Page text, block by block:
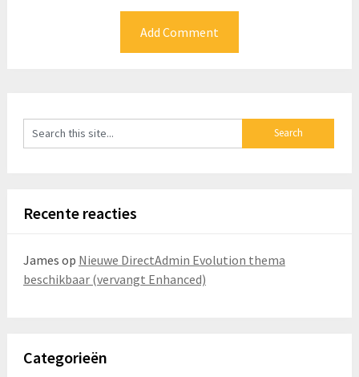
Recente reacties
James op Nieuwe DirectAdmin Evolution thema
beschikbaar (vervangt Enhanced)
Categorieën